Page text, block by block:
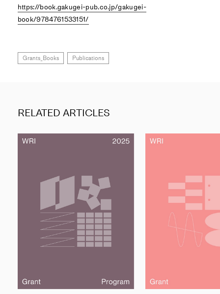
https://book.gakugei-pub.co.jp/gakugei-
book/9784761533151/
Grants_Books Publications
RELATED ARTICLES